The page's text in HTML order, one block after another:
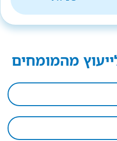
מהמומחים